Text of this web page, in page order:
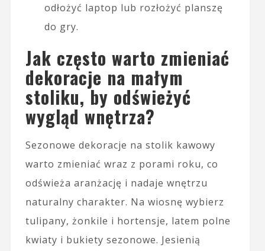
odłożyć laptop lub rozłożyć planszę
do gry.
Jak często warto zmieniać
dekoracje na małym
stoliku, by odświeżyć
wygląd wnętrza?
Sezonowe dekoracje na stolik kawowy
warto zmieniać wraz z porami roku, co
odświeża aranżację i nadaje wnętrzu
naturalny charakter. Na wiosnę wybierz
tulipany, żonkile i hortensje, latem polne
kwiaty i bukiety sezonowe. Jesienią